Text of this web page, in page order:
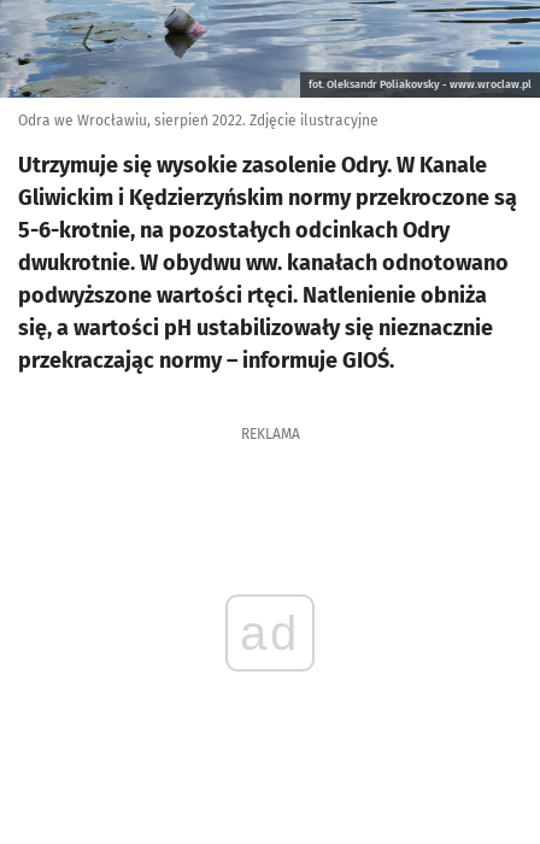
fot. Oleksandr Poliakovsky - www.wroclaw.pl
Odra we Wrocławiu, sierpień 2022. Zdjęcie ilustracyjne
Utrzymuje się wysokie zasolenie Odry. W Kanale
Gliwickim i Kędzierzyńskim normy przekroczone są
5-6-krotnie, na pozostałych odcinkach Odry
dwukrotnie. W obydwu ww. kanałach odnotowano
podwyższone wartości rtęci. Natlenienie obniża
się, a wartości pH ustabilizowały się nieznacznie
przekraczając normy – informuje GIOŚ.
REKLAMA
ad